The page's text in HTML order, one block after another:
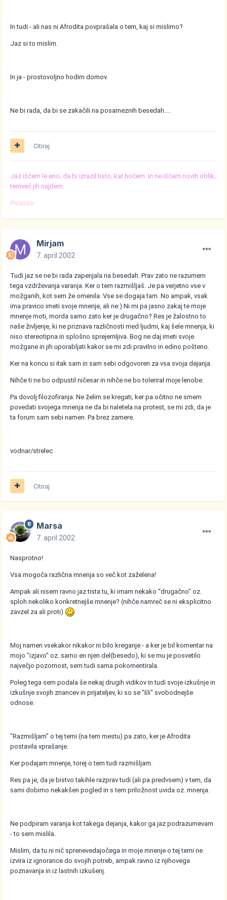
In tudi - ali nas ni Afrodita povprašala o tem, kaj si mislimo?
Jaz si to mislim.
In ja - prostovoljno hodim domov.
Ne bi rada, da bi se zakačili na posameznih besedah....
Citiraj
Jaz iščem le eno; da bi izrazil tisto, kar hočem. In ne iščem novih oblik,
temveč jih najdem.
Picasso
Mirjam
7. april 2002
Tudi jaz se ne bi rada zapenjala na besedah. Prav zato ne razumem
tega vzdrževanja varanja. Ker o tem razmišljaš. Je pa verjetno vse v
možganih, kot sem že omenila. Vse se dogaja tam. No ampak, vsak
ima pravico imeti svoje mnenje, ali ne:) Ni mi pa jasno zakaj te moje
mnenje moti, morda samo zato ker je drugačno? Res je žalostno to
naše življenje, ki ne priznava različnosti med ljudmi, kaj šele mnenja, ki
niso stereotipna in splošno sprejemljiva. Bog ne daj imeti svoje
možgane in jih uporabljati kakor se mi zdi pravilno in edino pošteno.
Ker na koncu si itak sam in sam sebi odgovoren za vsa svoja dejanja.
Nihče ti ne bo odpustil ničesar in nihče ne bo toleriral moje lenobe.
Pa dovolj filozofiranja. Ne želim se kregati, ker pa očitno ne smem
povedati svojega mnenja ne da bi naletela na protest, se mi zdi, da je
ta forum sam sebi namen. Pa brez zamere.
vodnar/strelec
Citiraj
Marsa
7. april 2002
Nasprotno!
Vsa mogoča različna mnenja so več kot zaželena!
Ampak ali nisem ravno jaz tista tu, ki imam nekako "drugačno" oz.
sploh nekoliko konkretnejše mnenje? (nihče namreč se ni eksplicitno
zavzel za ali proti)
Moj namen vsekakor nikakor ni bilo kreganje - a ker je bil komentar na
mojo "izjavo" oz. samo en njen del(besedo), ki se mu je posvetilo
največjo pozornost, sem tudi sama pokomentirala.
Poleg tega sem podala še nekaj drugih vidikov in tudi svoje izkušnje in
izkušnje svojih znancev in prijateljev, ki so se "šli" svobodnejše
odnose.
"Razmišljam" o tej temi (na tem mestu) pa zato, ker je Afrodita
postavila vprašanje.
Ker podajam mnenje, torej o tem tudi razmišljam.
Res pa je, da je bistvo takihle razprav tudi (ali pa predvsem) v tem, da
sami dobimo nekakšen pogled in s tem priložnost uvida oz. mnenja.
Ne podpiram varanja kot takega dejanja, kakor ga jaz podrazumevam
- to sem mislila.
Mislim, da tu ni nič sprenevedajočega in moje mnenje o tej temi ne
izvira iz ignorance do svojih potreb, ampak ravno iz njihovega
poznavanja in iz lastnih izkušenj.